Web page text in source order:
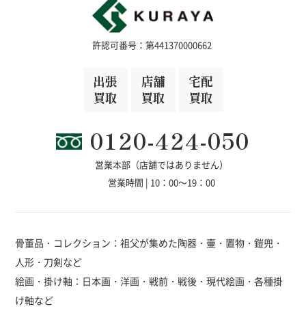
許認可番号：第441370000662
出張
買取
店舗
買取
宅配
買取
0120-424-050
営業本部（店舗ではありません）
営業時間 | 10：00～19：00
骨董品・コレクション：祖父が集めた陶器・壷・置物・鎧兜・
人形・刀剣など
絵画・掛け軸：日本画・洋画・戦前・戦後・現代絵画・各種掛
け軸など